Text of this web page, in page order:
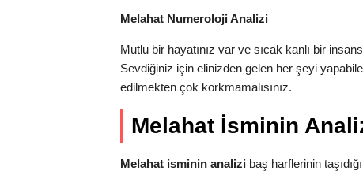
Melahat Numeroloji Analizi
Mutlu bir hayatınız var ve sıcak kanlı bir
Sevdiğiniz için elinizden gelen her şeyi
edilmekten çok korkmamalısınız.
Melahat İsminin
Melahat isminin analizi baş harflerinin